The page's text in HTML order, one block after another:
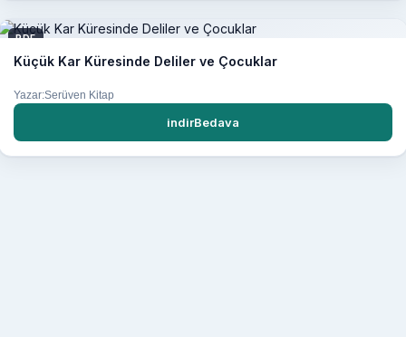
PDF
Küçük Kar Küresinde Deliler ve Çocuklar
Yazar:Serüven Kitap
indirBedava